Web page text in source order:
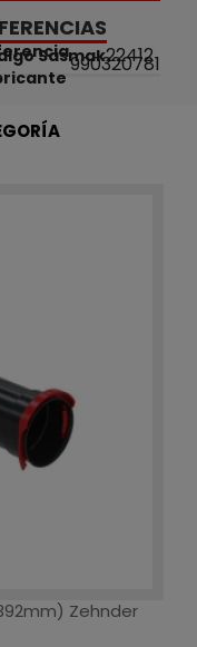
Sasmak22412
990320781
Zehnder